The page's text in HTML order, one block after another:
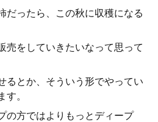
だったら、この秋に収穫になる
売をしていきたいなって思って
るとか、そういう形でやってい
。
の方ではよりもっとディープ